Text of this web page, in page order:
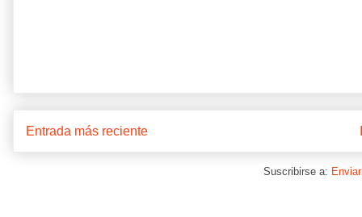
Entrada más reciente
Suscribirse a: